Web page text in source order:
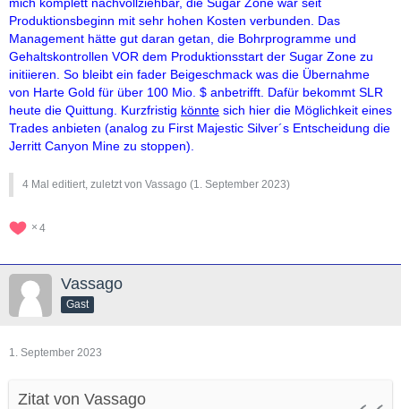
Produktionsbeginn mit sehr hohen Kosten verbunden. Das
Management hätte gut daran getan, die Bohrprogramme und
Gehaltskontrollen VOR dem Produktionsstart der Sugar Zone zu
initiieren. So bleibt ein fader Beigeschmack was die Übernahme
von Harte Gold für über 100 Mio. $ anbetrifft. Dafür bekommt SLR
heute die Quittung. Kurzfristig könnte sich hier die Möglichkeit eines
Trades anbieten (analog zu First Majestic Silver´s Entscheidung die
Jerritt Canyon Mine zu stoppen).
4 Mal editiert, zuletzt von Vassago (1. September 2023)
4
Vassago
Gast
1. September 2023
Zitat von Vassago